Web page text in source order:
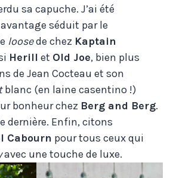
sa capuche. J’ai été
séduit par le
loosede chez Kaptain
Herill et Old Joe, bien plus
de Jean Cocteau et son
blanc (en laine casentino !)
bonheur chez Berg and Berg.
dernière. Enfin, citons
Cabourn pour tous ceux qui
avec une touche de luxe.